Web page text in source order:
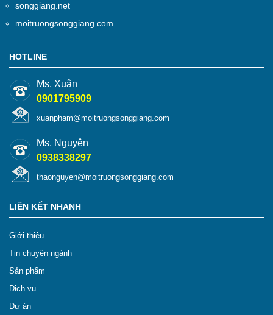
songgiang.net
moitruongsonggiang.com
HOTLINE
Ms. Xuân
0901795909
xuanpham@moitruongsonggiang.com
Ms. Nguyên
0938338297
thaonguyen@moitruongsonggiang.com
LIÊN KẾT NHANH
Giới thiệu
Tin chuyên ngành
Sản phẩm
Dịch vụ
Dự án